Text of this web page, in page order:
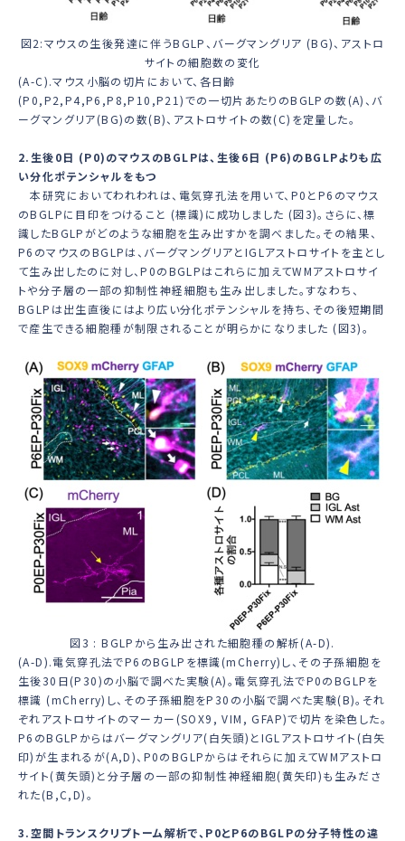
図2:マウスの生後発達に伴うBGLP、バーグマングリア (BG)、アストロ
サイトの細胞数の変化
(A-C).マウス小脳の切片において、各日齢
(P0,P2,P4,P6,P8,P10,P21)での一切片あたりのBGLPの数(A)、バ
ーグマングリア(BG)の数(B)、アストロサイトの数(C)を定量した。
2.生後0日 (P0)のマウスのBGLPは、生後6日 (P6)のBGLPよりも広
い分化ポテンシャルをもつ
本研究においてわれわれは、電気穿孔法を用いて、P0とP6のマウス
のBGLPに目印をつけること (標識)に成功しました (図3)。さらに、標
識したBGLPがどのような細胞を生み出すかを調べました。その結果、
P6のマウスのBGLPは、バーグマングリアとIGLアストロサイトを主とし
て生み出したのに対し、P0のBGLPはこれらに加えてWMアストロサイ
トや分子層の一部の抑制性神経細胞も生み出しました。すなわち、
BGLPは出生直後にはより広い分化ポテンシャルを持ち、その後短期間
で産生できる細胞種が制限されることが明らかになりました (図3)。
図3 : BGLPから生み出された細胞種の解析(A-D).
(A-D).電気穿孔法でP6のBGLPを標識(mCherry)し、その子孫細胞を
生後30日(P30)の小脳で調べた実験(A)。電気穿孔法でP0のBGLPを
標識 (mCherry)し、その子孫細胞をP30の小脳で調べた実験(B)。それ
ぞれアストロサイトのマーカー(SOX9, VIM, GFAP)で切片を染色した。
P6のBGLPからはバーグマングリア(白矢頭)とIGLアストロサイト(白矢
印)が生まれるが(A,D)、P0のBGLPからはそれらに加えてWMアストロ
サイト(黄矢頭)と分子層の一部の抑制性神経細胞(黄矢印)も生みださ
れた(B,C,D)。
3.空間トランスクリプトーム解析で、P0とP6のBGLPの分子特性の違